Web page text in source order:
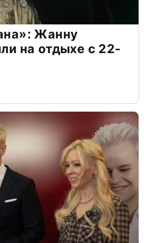
Жанну
на отдыхе с 22-